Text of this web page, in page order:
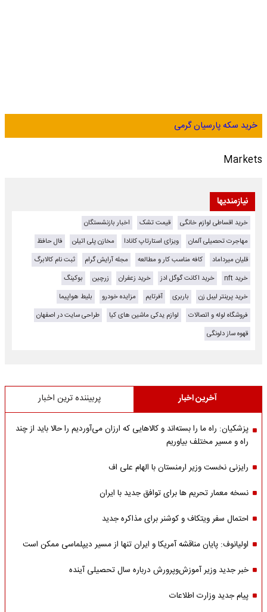
خرید سکه پارسیان گرمی
Markets
نیازمندیها
خرید اقساطی لوازم خانگی قیمت تشک
اخبار بازنشستگان
مهاجرت تحصیلی آلمان
ویزای استارتاپ کانادا مخازن پلی اتیلن
فال حافظ
قلیان میرداماد
کافه مناسب کار و مطالعه مجله آرایش گرام
ثبت نام کالابرگ
خرید nft
خرید اکانت گوگل ادز خرید زعفران زرچین
بوکینگ
خرید پرینتر لیبل زن
باربری آفرتایم مزایده خودرو
بلیط هواپیما
فروشگاه لوله و اتصالات
لوازم یدکی ماشین های کیا
طراحی سایت در اصفهان
قهوه ساز دلونگی
آخرین اخبار پربیننده ترین اخبار
پزشکیان: راه ما را بسته‌اند و کالاهایی که ارزان می‌آوردیم را حالا باید از چند
راه و مسیر مختلف بیاوریم
رایزنی نخست وزیر ارمنستان با الهام علی اف
نسخه معمار تحریم ها برای توافق جدید با ایران
احتمال سفر ویتکاف و کوشنر برای مذاکره جدید
اولیانوف: پایان مناقشه آمریکا و ایران تنها از مسیر دیپلماسی ممکن است
خبر جدید وزیر آموزش‌وپرورش درباره سال تحصیلی آینده
پیام جدید وزارت اطلاعات